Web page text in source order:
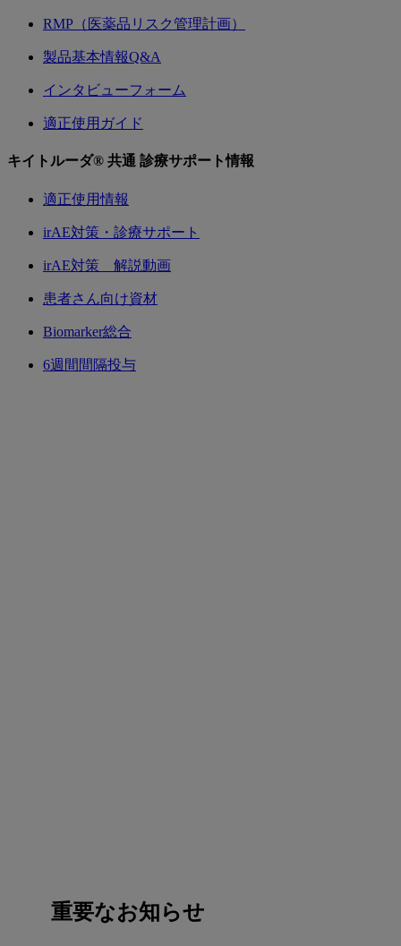
RMP（医薬品リスク管理計画）
製品基本情報Q&A
インタビューフォーム
適正使用ガイド
キイトルーダ® 共通 診療サポート情報
適正使用情報
irAE対策・診療サポート
irAE対策 解説動画
患者さん向け資材
Biomarker総合
6週間間隔投与
重要なお知らせ